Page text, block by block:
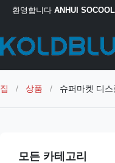
환영합니다 ANHUI
집 / 상품 / 슈퍼마켓 디
모든 카테고리